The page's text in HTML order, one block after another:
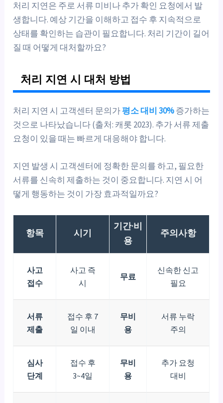
처리 지연은 주로 서류 미비나 추가 확인 요청에서 발
생합니다. 예상 기간을 이해하고 접수 후 지속적으로
상태를 확인하는 습관이 필요합니다. 처리 기간이 길어
질 때 어떻게 대처할까요?
처리 지연 시 대처 방법
처리 지연 시 고객센터 문의가평소 대비 30%증가하는
것으로 나타났습니다 (출처: 캐롯 2023). 추가 서류 제출
요청이 있을 때는 빠르게 대응해야 합니다.
지연 발생 시 고객센터에 정확한 문의를 하고, 필요한
서류를 신속히 제출하는 것이 중요합니다. 지연 시 어
떻게 행동하는 것이 가장 효과적일까요?
항목 시기
기간·비
용
주의사항
사고
접수
사고 즉
시
무료
신속한 신고
필요
서류
제출
접수 후 7
일 이내
무비
용
서류 누락
주의
심사
단계
접수 후
3~4일
무비
용
추가 요청
대비